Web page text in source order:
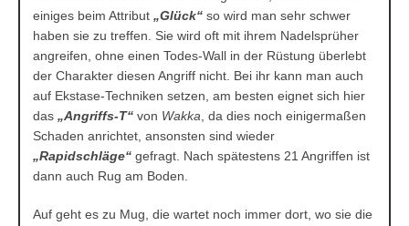
einiges beim Attribut „Glück“ so wird man sehr schwer
haben sie zu treffen. Sie wird oft mit ihrem Nadelsprüher
angreifen, ohne einen Todes-Wall in der Rüstung überlebt
der Charakter diesen Angriff nicht. Bei ihr kann man auch
auf Ekstase-Techniken setzen, am besten eignet sich hier
das „Angriffs-T“ von Wakka , da dies noch einigermaßen
Schaden anrichtet, ansonsten sind wieder
„Rapidschläge“ gefragt. Nach spätestens 21 Angriffen ist
dann auch Rug am Boden.
Auf geht es zu Mug, die wartet noch immer dort, wo sie die